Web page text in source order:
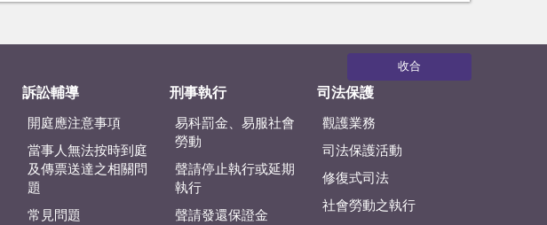
收合
訴訟輔導
開庭應注意事項
當事人無法按時到庭
及傳票送達之相關問
題
常見問題
刑事執行
易科罰金、易服社會
勞動
聲請停止執行或延期
執行
聲請發還保證金
司法保護
觀護業務
司法保護活動
修復式司法
社會勞動之執行